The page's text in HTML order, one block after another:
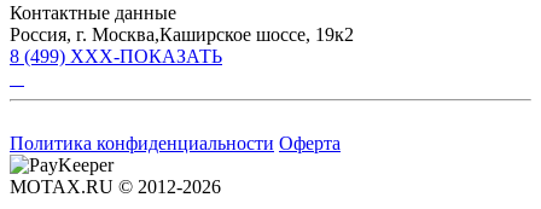
Контактные данные
Россия, г. Москва,Каширское шоссе, 19к2
8 (499) XXX-ПОКАЗАТЬ
Политика конфиденциальности Оферта
MOTAX.RU © 2012-2026